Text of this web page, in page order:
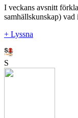
I veckans avsnitt
samhällskunskap)
+ Lyssna
S